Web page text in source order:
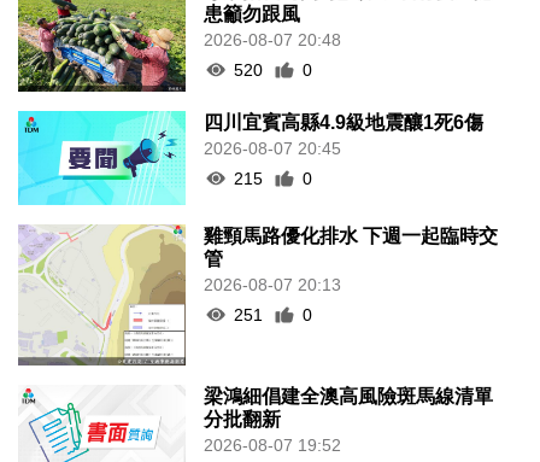
患籲勿跟風
2026-08-07 20:48
520
0
四川宜賓高縣4.9級地震釀1死6傷
2026-08-07 20:45
215
0
雞頸馬路優化排水 下週一起臨時交
管
2026-08-07 20:13
251
0
梁鴻細倡建全澳高風險斑馬線清單
分批翻新
2026-08-07 19:52